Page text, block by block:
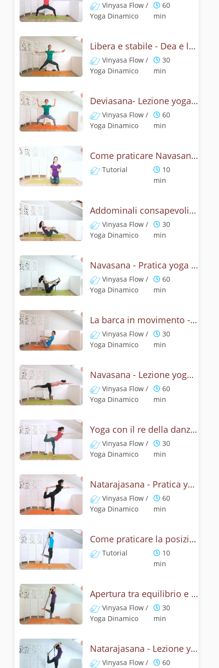
Vinyasa Flow /
Yoga Dinamico
60
min
Libera e stabile - Dea e leone
Vinyasa Flow /
Yoga Dinamico
30
min
Deviasana- Lezione yoga con la mitologia della posizione della Dea
Vinyasa Flow /
Yoga Dinamico
60
min
Come praticare Navasana, la posizione della barca? Tutorial
Tutorial
10
min
Addominali consapevoli con la posizione della barca
Vinyasa Flow /
Yoga Dinamico
30
min
Navasana - Pratica yoga con la tecnica della posizione della barca
Vinyasa Flow /
Yoga Dinamico
60
min
La barca in movimento - Addominali con Navasana
Vinyasa Flow /
Yoga Dinamico
30
min
Navasana - Lezione yoga con la mitologia della posizione della barca
Vinyasa Flow /
Yoga Dinamico
60
min
Yoga con il re della danza - Natarajasana con un braccio
Vinyasa Flow /
Yoga Dinamico
30
min
Natarajasana - Pratica yoga con la tecnica della posizione di Shiva danzante
Vinyasa Flow /
Yoga Dinamico
60
min
Come praticare la posizione Signore della danza? Tutorial di Natarajasana
Tutorial
10
min
Apertura tra equilibrio e cuore - Natrajasana
Vinyasa Flow /
Yoga Dinamico
30
min
Natarajasana - Lezione yoga con la mitologia della posizione di Shiva danzante
Vinyasa Flow /
60